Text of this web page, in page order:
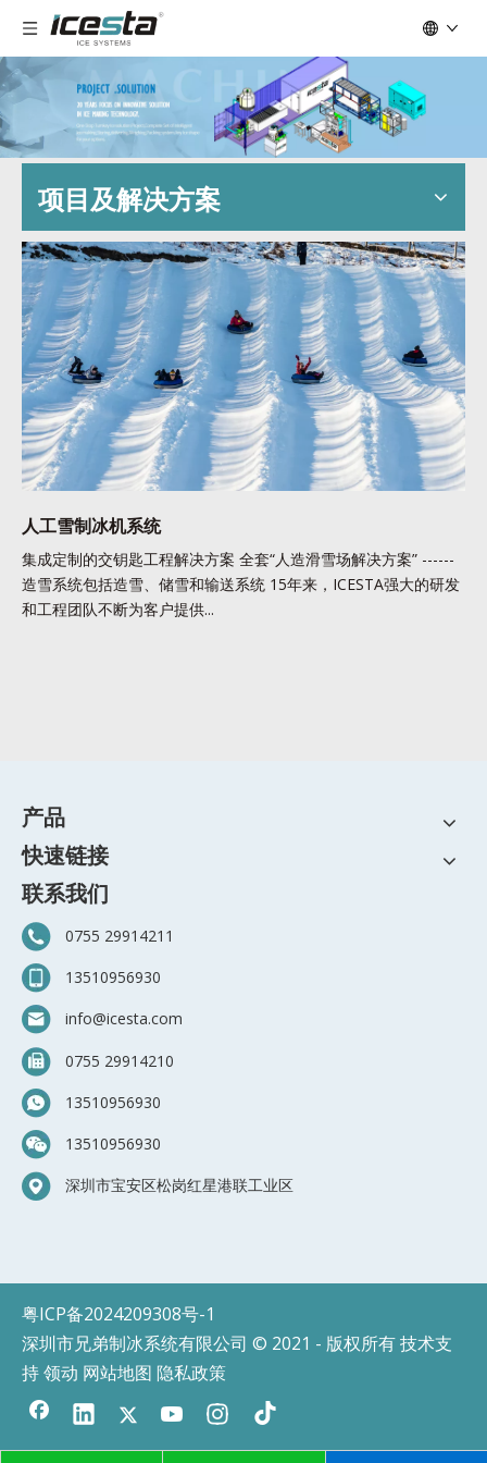
项目及解决方案
人工雪制冰机系统
集成定制的交钥匙工程解决方案 全套“人造滑雪场解决方案” ------
造雪系统包括造雪、储雪和输送系统 15年来，ICESTA强大的研发
和工程团队不断为客户提供...
产品
快速链接
联系我们
0755 29914211
13510956930
info@icesta.com
0755 29914210
13510956930
13510956930
深圳市宝安区松岗红星港联工业区
粤ICP备2024209308号-1
深圳市兄弟制冰系统有限公司 © 2021 - 版权所有 技术支
持领动 网站地图 隐私政策